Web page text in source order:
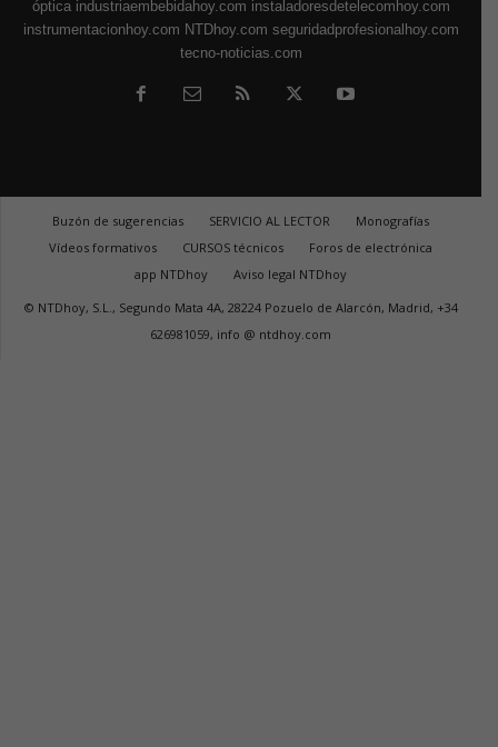
óptica industriaembebidahoy.com instaladoresdetelecomhoy.com
instrumentacionhoy.com NTDhoy.com seguridadprofesionalhoy.com
tecno-noticias.com
Buzón de sugerencias SERVICIO AL LECTOR
Monografías
Vídeos formativos
CURSOS técnicos
Foros de electrónica
app NTDhoy
Aviso legal NTDhoy
© NTDhoy, S.L., Segundo Mata 4A, 28224 Pozuelo de Alarcón, Madrid, +34
626981059, info @ ntdhoy.com